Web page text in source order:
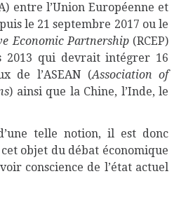
entre l’Union Européenne et
le 21 septembre 2017 ou le
Economic Partnership(RCEP)
2013 qui devrait intégrer 16
de l’ASEAN (Association of
) ainsi que la Chine, l’Inde, le
telle notion, il est donc
objet du débat économique
conscience de l’état actuel